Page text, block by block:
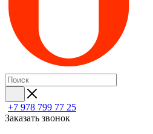
+7 978 799 77 25
Заказать звонок